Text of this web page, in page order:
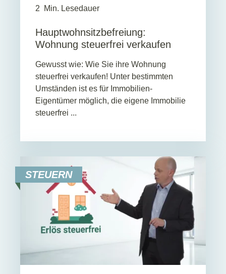
2 Min. Lesedauer
Hauptwohnsitzbefreiung:
Wohnung steuerfrei verkaufen
Gewusst wie: Wie Sie ihre Wohnung
steuerfrei verkaufen! Unter bestimmten
Umständen ist es für Immobilien-
Eigentümer möglich, die eigene Immobilie
steuerfrei ...
STEUERN